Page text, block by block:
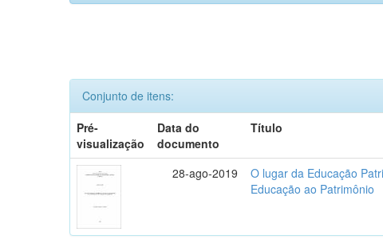
Conjunto de itens:
Pré-
visualização
Data do
documento
Título
28-ago-2019
O lugar da Educação
Educação ao Patrimônio